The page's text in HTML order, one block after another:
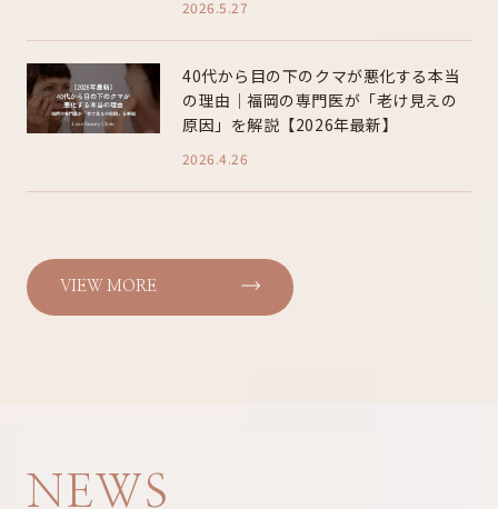
2026.5.27
40代から目の下のクマが悪化する本当
の理由｜福岡の専門医が「老け見えの
原因」を解説【2026年最新】
2026.4.26
VIEW MORE
NEWS